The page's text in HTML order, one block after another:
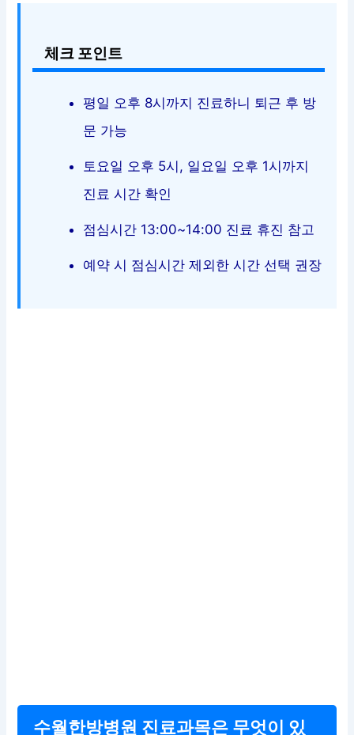
체크 포인트
평일 오후 8시까지 진료하니 퇴근 후 방
문 가능
토요일 오후 5시, 일요일 오후 1시까지
진료 시간 확인
점심시간 13:00~14:00 진료 휴진 참고
예약 시 점심시간 제외한 시간 선택 권장
수월한방병원 진료과목은 무엇이 있